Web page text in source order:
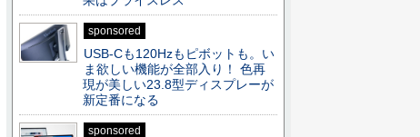
sponsored
USB-Cも120Hzもピボットも。い
ま欲しい機能が全部入り！ 色再
現が美しい23.8型ディスプレーが
新定番になる
sponsored